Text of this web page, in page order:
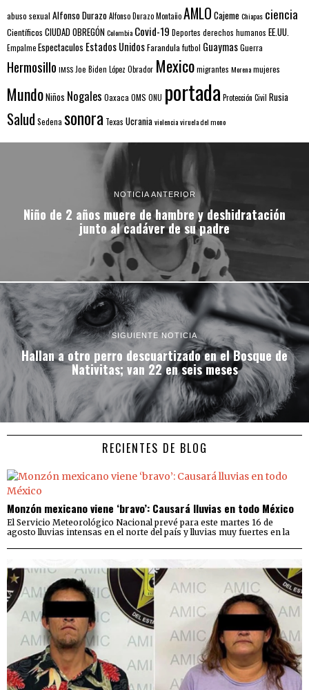
abuso sexual Alfonso DurazoAlfonso Durazo MontañoAMLO CajemeChiapas ciencia
Científicos CIUDAD OBREGÓNColombia Covid-19 Deportes derechos humanos EE.UU.
EmpalmeEspectaculos Estados UnidosFarandulafutbol GuaymasGuerra
Hermosillo IMSS Joe Biden López Obrador Mexicomigrantes Morenamujeres
MundoNiños Nogales Oaxaca OMS ONU portada Protección Civil Rusia
Salud Sedena sonora Texas Ucraniaviolenciaviruela del mono
NOTICIA ANTERIOR
Niño de 2 años muere de hambre y deshidratación
junto al cadáver de su padre
SIGUIENTE NOTICIA
Hallan a otro perro descuartizado en el Bosque de
Nativitas; van 22 en seis meses
RECIENTES DE BLOG
Monzón mexicano viene ‘bravo’: Causará lluvias en todo México
El Servicio Meteorológico Nacional prevé para este martes 16 de
agosto lluvias intensas en el norte del país y lluvias muy fuertes en la